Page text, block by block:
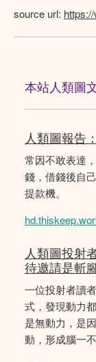
source url:
本站人類圖
人類圖報告
常因不敢表達
錢，借錢後自
提款機。
人類圖投射
待邀請是斬
一位投射者讀
式，發現動力
是無動力，是
動，形成腦一